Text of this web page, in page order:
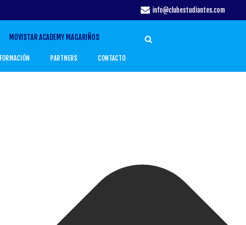
info@clubestudiantes.com
MOVISTAR ACADEMY MAGARIÑOS
FORMACIÓN PARTNERS CONTACTO